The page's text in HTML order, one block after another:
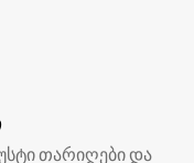
თარიღები და